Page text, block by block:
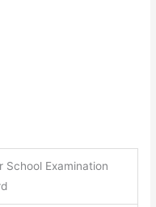
School Examination